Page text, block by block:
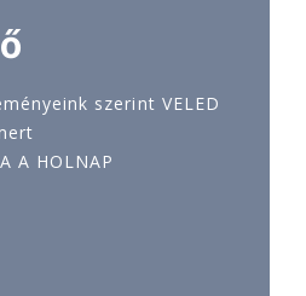
szerint VELED
A HOLNAP